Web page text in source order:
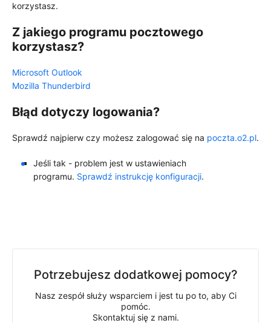
korzystasz.
Z jakiego programu pocztowego
korzystasz?
Microsoft Outlook
Mozilla Thunderbird
Błąd dotyczy logowania?
Sprawdź najpierw czy możesz zalogować się na poczta.o2.pl.
Jeśli tak - problem jest w ustawieniach
programu. Sprawdź instrukcję konfiguracji.
Potrzebujesz dodatkowej pomocy?
Nasz zespół służy wsparciem i jest tu po to, aby Ci
pomóc.
Skontaktuj się z nami.